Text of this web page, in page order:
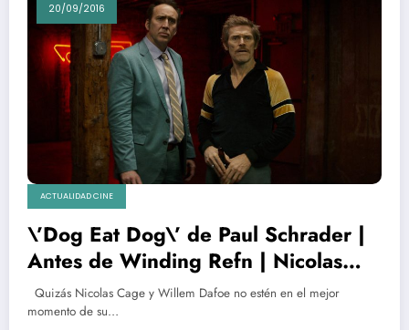
20/09/2016
ACTUALIDAD CINE
\’Dog Eat Dog\’ de Paul Schrader |
Antes de Winding Refn | Nicolas
Cage y Willem Dafoe | Noticias,
trailers, fotogramas, crítica
Quizás Nicolas Cage y Willem Dafoe no estén en el mejor
momento de su…